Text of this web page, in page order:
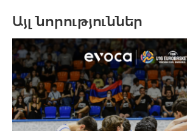
Այլ նորություններ